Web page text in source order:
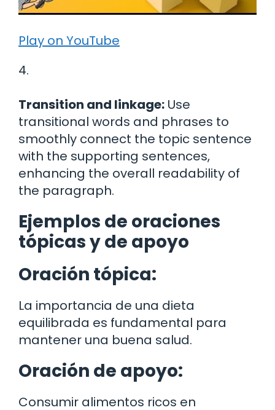
Play on YouTube
4.
Transition and linkage: Use
transitional words and phrases to
smoothly connect the topic sentence
with the supporting sentences,
enhancing the overall readability of
the paragraph.
Ejemplos de oraciones
tópicas y de apoyo
Oración tópica:
La importancia de una dieta
equilibrada es fundamental para
mantener una buena salud.
Oración de apoyo:
Consumir alimentos ricos en